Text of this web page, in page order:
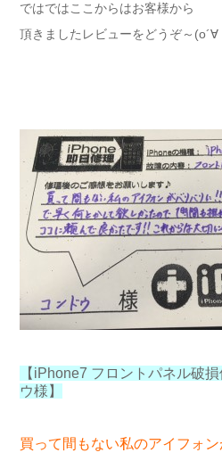
ではではここからはお客様から
頂きましたレビューをどうぞ～(o´∀
【iPhone7 フロントパネル破
ウ様】
買って間もない私のアイフォン